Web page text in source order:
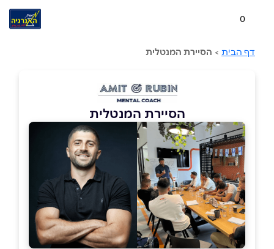
0
דף הבית > הסיירת המנטלית
הסיירת המנטלית